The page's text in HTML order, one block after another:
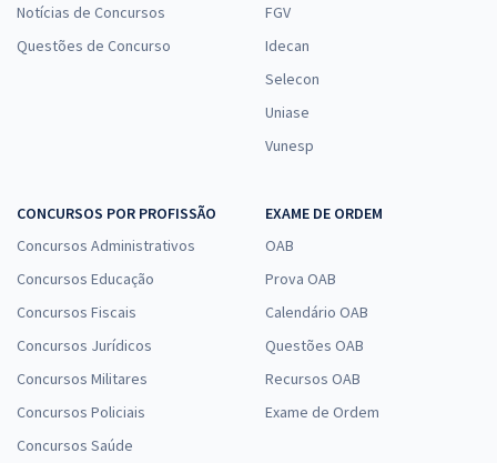
Notícias de Concursos
Questões de Concurso
FGV
Idecan
Selecon
Uniase
Vunesp
CONCURSOS POR PROFISSÃO
Concursos Administrativos
Concursos Educação
Concursos Fiscais
Concursos Jurídicos
Concursos Militares
Concursos Policiais
Concursos Saúde
EXAME DE ORDEM
OAB
Prova OAB
Calendário OAB
Questões OAB
Recursos OAB
Exame de Ordem